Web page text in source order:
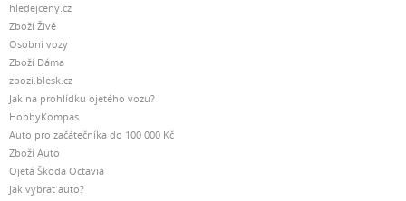
hledejceny.cz
Zboží Živě
Osobní vozy
Zboží Dáma
zbozi.blesk.cz
Jak na prohlídku ojetého vozu?
HobbyKompas
Auto pro začátečníka do 100 000 Kč
Zboží Auto
Ojetá Škoda Octavia
Jak vybrat auto?